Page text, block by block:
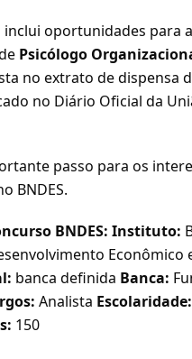
oportunidades para a
Psicólogo
no extrato de dispensa
no Diário Oficial da
passo para os
BNDES.
BNDES: Instituto:
Econômico
banca definida Banca:
Analista Escolaridade:
150